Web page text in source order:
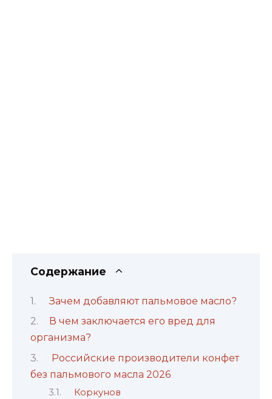
Содержание
Зачем добавляют пальмовое масло?
В чем заключается его вред для
организма?
Российские производители конфет
без пальмового масла 2026
Коркунов